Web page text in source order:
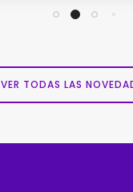
VER TODAS LAS